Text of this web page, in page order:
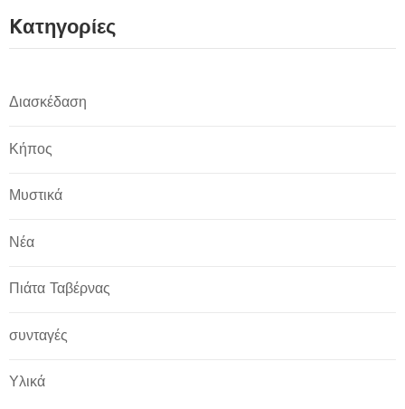
Kατηγορίες
Διασκέδαση
Κήπος
Μυστικά
Νέα
Πιάτα Ταβέρνας
συνταγές
Υλικά